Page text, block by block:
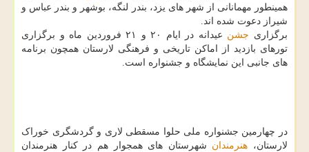
همینطور مهمانانی از شهر های یزد، بندر لنگه، بوشهر و بندر عباس و
شیراز دعوت شده اند.
برگزاری جشن
عیدانه در ایام ۲۰ و ۲۱ فروردین ماه و برگزاری
تورهای بازدید از اماکن تاریخی و فرهنگی لارستان همچون برنامه
های جانبی این نمایشگاه و جشنواره است.
در چهارمین جشنواره ملی حلوا مسقطی لاری و گردشگری خوراک
لارستان، هنرمندان شهرستان های همجوار هم در کنار هنرمندان